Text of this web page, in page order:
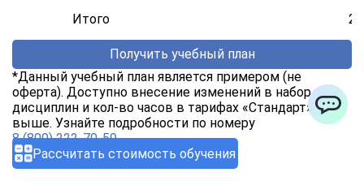
Рассчитать стоимость обучения
Итого
Получить учебный план
*Данный учебный план является примером (не
оферта). Доступно внесение изменений в набор
дисциплин и кол-во часов в тарифах «Стандарт» и
выше. Узнайте подробности по номеру
8 (800) 222-70-59
ChatApp